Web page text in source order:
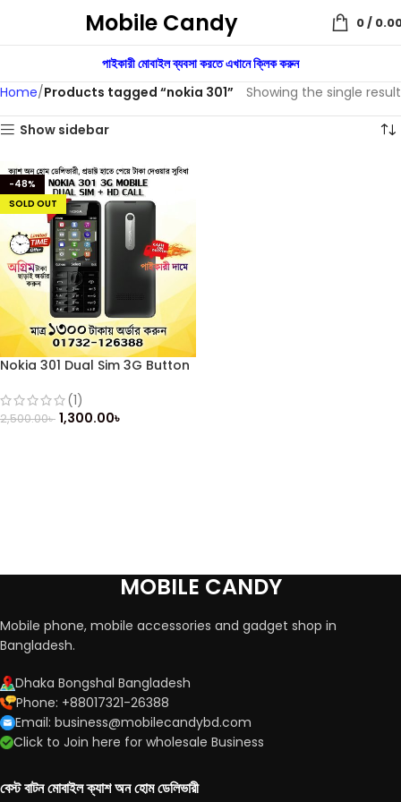
Mobile Candy 0/
পাইকারী মোবাইল ব্যবসা করতে এখানে ক্লিক করুন
Home Products tagged “nokia 301” Showing the single result
Show sidebar
-48%
SOLD OUT
Nokia 301 Dual Sim 3G Button
(1)
2,500.00৳ 1,300.00৳
MOBILE CANDY
Mobile phone, mobile accessories and gadget shop in
Bangladesh.
Dhaka Bongshal Bangladesh
Phone: +88017321-26388
Email: business@mobilecandybd.com
Click to Join here for wholesale Business
বেস্ট বাটন মোবাইল ক্যাশ অন হোম ডেলিভারী